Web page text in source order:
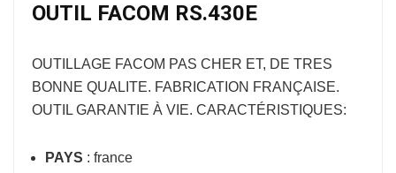
OUTIL FACOM RS.430E
OUTILLAGE FACOM PAS CHER ET, DE TRES
BONNE QUALITE. FABRICATION FRANÇAISE.
OUTIL GARANTIE À VIE. CARACTÉRISTIQUES:
PAYS : france